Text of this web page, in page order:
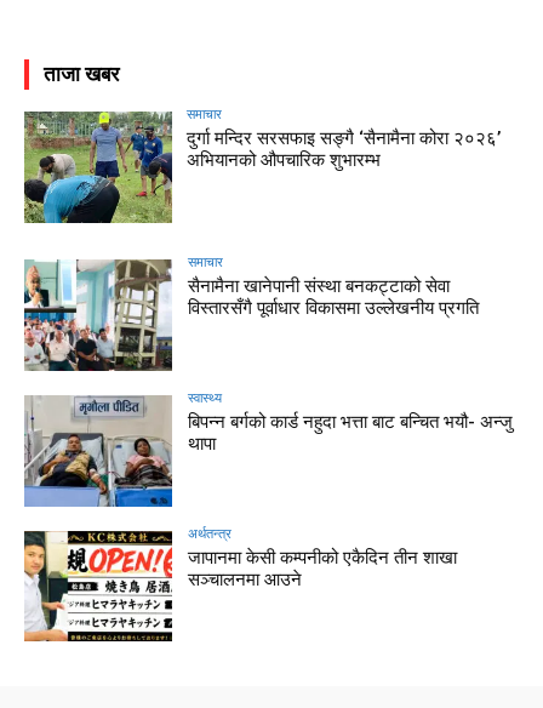
ताजा खबर
समाचार
दुर्गा मन्दिर सरसफाइ सङ्गै ‘सैनामैना कोरा २०२६’
अभियानको औपचारिक शुभारम्भ
समाचार
सैनामैना खानेपानी संस्था बनकट्टाको सेवा
विस्तारसँगै पूर्वाधार विकासमा उल्लेखनीय प्रगति
स्वास्थ्य
बिपन्न बर्गको कार्ड नहुदा भत्ता बाट बन्चित भयौ- अन्जु
थापा
अर्थतन्त्र
जापानमा केसी कम्पनीको एकैदिन तीन शाखा
सञ्चालनमा आउने